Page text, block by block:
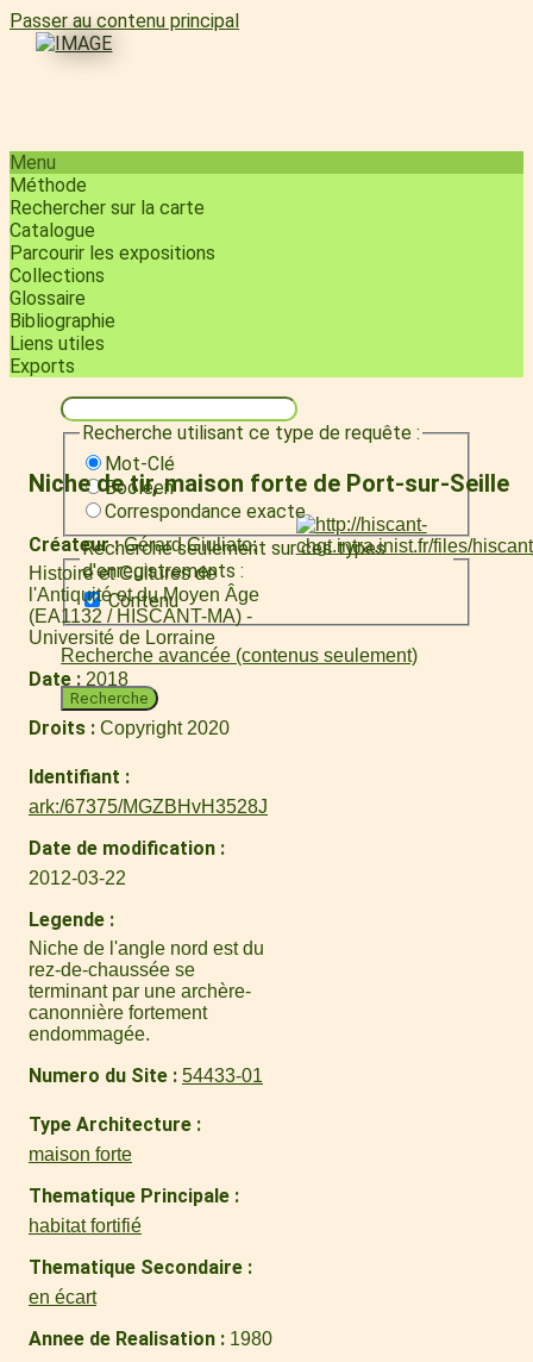
Passer au contenu principal
Menu
Méthode
Rechercher sur la carte
Catalogue
Parcourir les expositions
Collections
Glossaire
Bibliographie
Liens utiles
Exports
Recherche utilisant ce type de requête :
Mot-Clé
Booléen
Correspondance exacte
Recherche seulement sur ces types
d'enregistrements :
Contenu
Recherche avancée (contenus seulement)
Recherche
Niche de tir, maison forte de Port-sur-Seille
Créateur
Gérard Giuliato
Histoire et Cultures de
l'Antiquité et du Moyen Âge
(EA1132 / HISCANT-MA) -
Université de Lorraine
Date 2018
Droits Copyright 2020
Identifiant
ark:/67375/MGZBHvH3528J
Date de modification
2012-03-22
Legende
Niche de l'angle nord est du
rez-de-chaussée se
terminant par une archère-
canonnière fortement
endommagée.
Numero du Site 54433-01
Type Architecture
maison forte
Thematique Principale
habitat fortifié
Thematique Secondaire
en écart
Annee de Realisation 1980